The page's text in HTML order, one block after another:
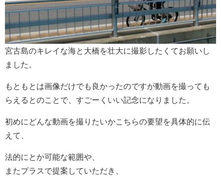
宮古島のキレイな海と大橋を壮大に撮影したくてお願いし
ました。
もともとは画像だけでも良かったのですが動画を撮っても
らえるとのことで、すごーくいい記念になりました。
初めにどんな動画を撮りたいかこちらの要望を具体的に伝
えて、
法的にとか可能な範囲や、
またプラスで提案していただき、